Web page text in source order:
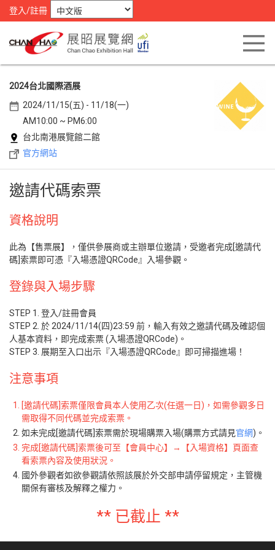
登入/註冊
2024台北國際酒展
2024/11/15(五) - 11/18(一)
AM10:00 ~ PM6:00
台北南港展覽館二館
官方網站
邀請代碼索票
資格說明
此為【售票展】，僅供參展商或主辦單位邀請，受邀者完成[邀請代
碼]索票即可憑『入場憑證QRCode』入場參觀。
登錄與入場步驟
STEP 1. 登入/註冊會員
STEP 2. 於 2024/11/14(四)23:59 前，輸入有效之邀請代碼及確認個
人基本資料，即完成索票 (入場憑證QRCode)。
STEP 3. 展期至入口出示『入場憑證QRCode』即可掃描進場！
注意事項
[邀請代碼]索票僅限會員本人使用乙次(任選一日)，如需參觀多日
需取得不同代碼並完成索票。
如未完成[邀請代碼]索票需於現場購票入場(購票方式請見官網)。
完成[邀請代碼]索票後可至【會員中心】→【入場資格】頁面查
看索票內容及使用狀況。
國外參觀者如欲參觀請依照該展於外交部申請停留規定，主管機
關保有審核及解釋之權力。
** 已截止 **